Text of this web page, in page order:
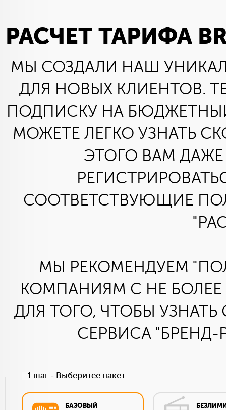
РАСЧЕТ ТАРИФА
МЫ СОЗДАЛИ НАШ
ДЛЯ НОВЫХ КЛИЕНТОВ.
ПОДПИСКУ НА
МОЖЕТЕ ЛЕГКО УЗНАТЬ
ЭТОГО ВАМ
СООТВЕТСТВУЮЩИЕ
МЫ РЕКОМЕНДУЕМ
КОМПАНИЯМ С НЕ
ДЛЯ ТОГО, ЧТОБЫ
СЕРВИСА
1 шаг - Выберитее пакет
БАЗОВЫЙ